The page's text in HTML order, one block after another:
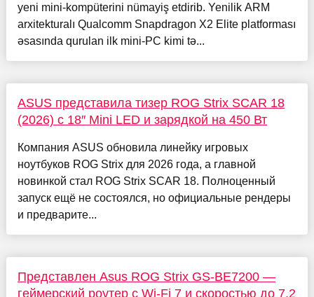
yeni mini-kompüterini nümayiş etdirib. Yenilik ARM
arxitekturalı Qualcomm Snapdragon X2 Elite platforması
əsasında qurulan ilk mini-PC kimi tə...
ASUS представила тизер ROG Strix SCAR 18
(2026) с 18″ Mini LED и зарядкой на 450 Вт
Компания ASUS обновила линейку игровых
ноутбуков ROG Strix для 2026 года, а главной
новинкой стал ROG Strix SCAR 18. Полноценный
запуск ещё не состоялся, но официальные рендеры
и предварите...
Представлен Asus ROG Strix GS-BE7200 —
геймерский роутер с Wi-Fi 7 и скоростью до 7,2